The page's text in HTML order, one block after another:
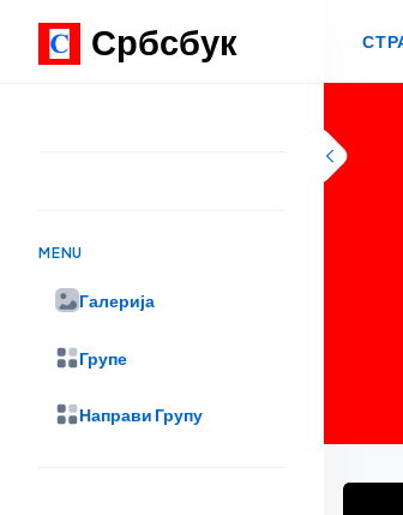
Србсбук
MENU
Галерија
Групе
Направи Групу